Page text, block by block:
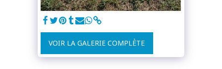
VOIR LA GALERIE COMPLÈTE